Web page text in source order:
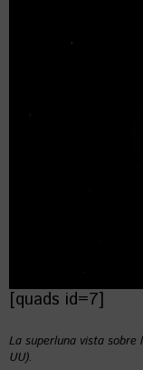
[quads id=7]
La superluna vista sobre
UU).